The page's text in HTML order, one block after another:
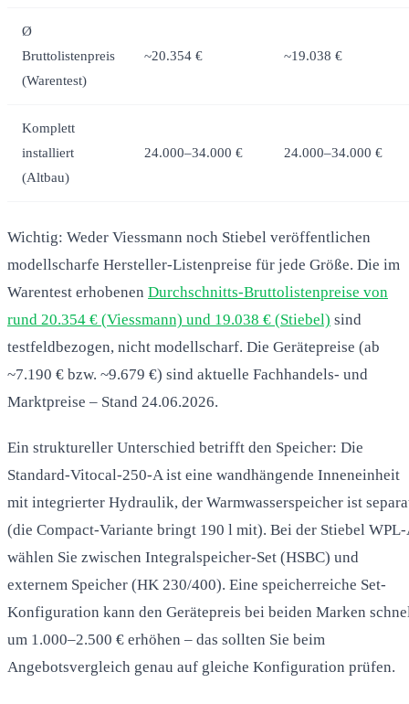
Ø
Bruttolistenpreis
(Warentest)
~20.354 € ~19.038 €
Komplett
installiert
(Altbau)
24.000–34.000 € 24.000–34.000 €
Wichtig: Weder Viessmann noch Stiebel veröffentlichen
modellscharfe Hersteller-Listenpreise für jede Größe. Die im
Warentest erhobenen Durchschnitts-Bruttolistenpreise von
rund 20.354 € (Viessmann) und 19.038 € (Stiebel) sind
testfeldbezogen, nicht modellscharf. Die Gerätepreise (ab
~7.190 € bzw. ~9.679 €) sind aktuelle Fachhandels- und
Marktpreise – Stand 24.06.2026.
Ein struktureller Unterschied betrifft den Speicher: Die
Standard-Vitocal-250-A ist eine wandhängende Inneneinheit
mit integrierter Hydraulik, der Warmwasserspeicher ist
(die Compact-Variante bringt 190 l mit). Bei der Stiebel
wählen Sie zwischen Integralspeicher-Set (HSBC) und
externem Speicher (HK 230/400). Eine speicherreiche Set-
Konfiguration kann den Gerätepreis bei beiden Marken
um 1.000–2.500 € erhöhen – das sollten Sie beim
Angebotsvergleich genau auf gleiche Konfiguration prüfen.